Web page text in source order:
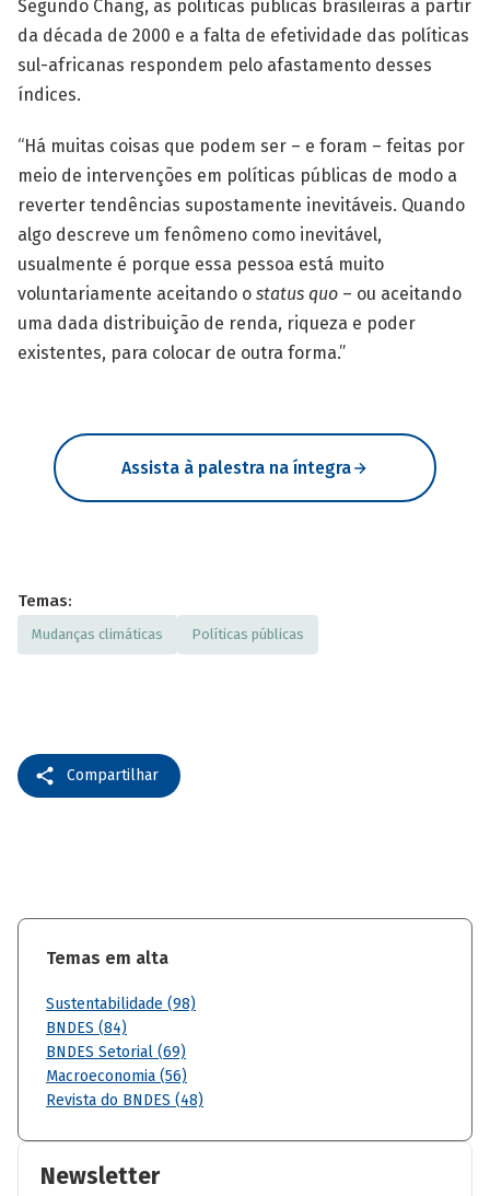
Segundo Chang, as políticas públicas brasileiras a partir
da década de 2000 e a falta de efetividade das políticas
sul-africanas respondem pelo afastamento desses
índices.
“Há muitas coisas que podem ser – e foram – feitas por
meio de intervenções em políticas públicas de modo a
reverter tendências supostamente inevitáveis. Quando
algo descreve um fenômeno como inevitável,
usualmente é porque essa pessoa está muito
voluntariamente aceitando o status quo – ou aceitando
uma dada distribuição de renda, riqueza e poder
existentes, para colocar de outra forma.”
Assista à palestra na íntegra
Temas:
Mudanças climáticas Políticas públicas
Compartilhar
Temas em alta
Sustentabilidade (98)
BNDES (84)
BNDES Setorial (69)
Macroeconomia (56)
Revista do BNDES (48)
Newsletter